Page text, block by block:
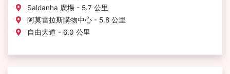
Saldanha 廣場 - 5.7 公里
阿莫雷拉斯購物中心 - 5.8 公里
自由大道 - 6.0 公里